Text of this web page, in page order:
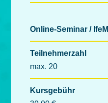
Online-Seminar / IfeM
Teilnehmerzahl
max. 20
Kursgebühr